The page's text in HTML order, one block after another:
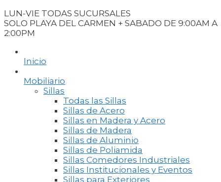
LUN-VIE TODAS SUCURSALES
SOLO PLAYA DEL CARMEN + SABADO DE 9:00AM A
2:00PM
Inicio
Mobiliario
Sillas
Todas las Sillas
Sillas de Acero
Sillas en Madera y Acero
Sillas de Madera
Sillas de Aluminio
Sillas de Poliamida
Sillas Comedores Industriales
Sillas Institucionales y Eventos
Sillas para Exteriores